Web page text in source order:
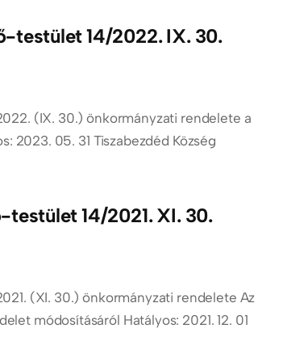
testület 14/2022. IX. 30.
(IX. 30.) önkormányzati rendelete a
2023. 05. 31 Tiszabezdéd Község
14/2021. XI. 30.
(XI. 30.) önkormányzati rendelete Az
módosításáról Hatályos: 2021. 12. 01